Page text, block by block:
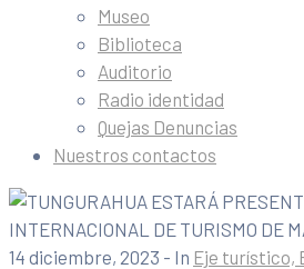
Museo
Biblioteca
Auditorio
Radio identidad
Quejas Denuncias
Nuestros contactos
14 diciembre, 2023 - In Eje turístico,